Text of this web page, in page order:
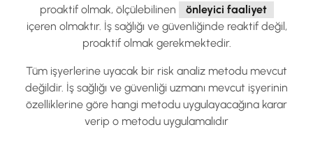
proaktif olmak, ölçülebilinen
önleyici faaliyet
içeren olmaktır. İş sağlığı ve güvenliğinde reaktif değil,
proaktif olmak gerekmektedir.
Tüm işyerlerine uyacak bir risk analiz metodu mevcut
değildir. İş sağlığı ve güvenliği uzmanı mevcut işyerinin
özelliklerine göre hangi metodu uygulayacağına karar
verip o metodu uygulamalıdır